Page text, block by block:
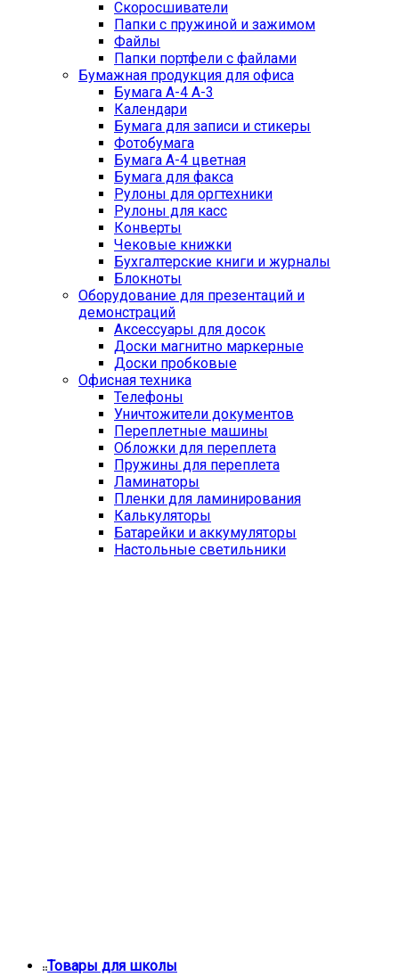
Скоросшиватели
Папки с пружиной и зажимом
Файлы
Папки портфели с файлами
Бумажная продукция для офиса
Бумага А-4 А-3
Календари
Бумага для записи и стикеры
Фотобумага
Бумага А-4 цветная
Бумага для факса
Рулоны для оргтехники
Рулоны для касс
Конверты
Чековые книжки
Бухгалтерские книги и журналы
Блокноты
Оборудование для презентаций и
демонстраций
Аксессуары для досок
Доски магнитно маркерные
Доски пробковые
Офисная техника
Телефоны
Уничтожители документов
Переплетные машины
Обложки для переплета
Пружины для переплета
Ламинаторы
Пленки для ламинирования
Калькуляторы
Батарейки и аккумуляторы
Настольные светильники
Товары для школы